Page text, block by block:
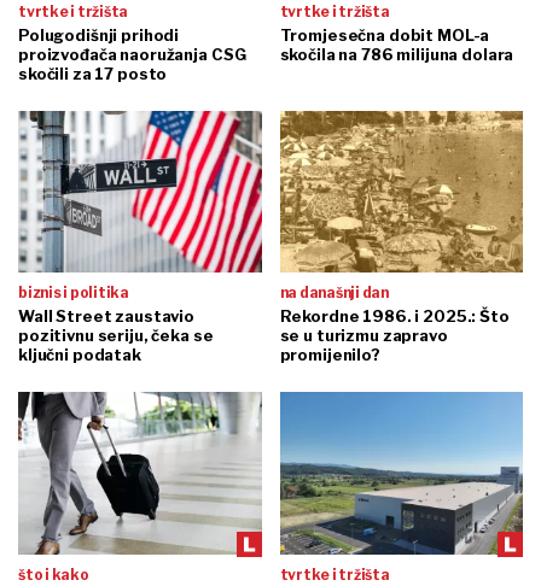
tvrtke i tržišta
Polugodišnji prihodi
proizvođača naoružanja CSG
skočili za 17 posto
tvrtke i tržišta
Tromjesečna dobit MOL-a
skočila na 786 milijuna dolara
biznis i politika
Wall Street zaustavio
pozitivnu seriju, čeka se
ključni podatak
na današnji dan
Rekordne 1986. i 2025.: Što
se u turizmu zapravo
promijenilo?
što i kako tvrtke i tržišta